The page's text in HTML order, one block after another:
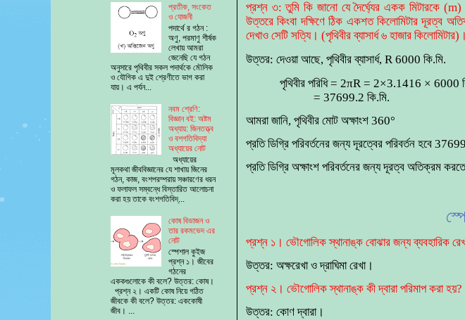
প্রশ্ন ৩: তুমি কি জানো যে দৈর্ঘ্যের একক মিটারকে (m)
উত্তরে কিংবা দক্ষিণে ঠিক একশত কিলোমিটার দূরত্ব
দেখাও সেটি সত্যি। (পৃথিবীর ব্যাসার্ধ ৬ হাজার কিলোমিটার)।
উত্তর: দেওয়া আছে, পৃথিবীর ব্যাসার্ধ, R 6000 কি.মি.
পৃথিবীর পরিধি = 2πR = 2×3.1416 × 6000
= 37699.2 কি.মি.
আমরা জানি, পৃথিবীর মোট অক্ষাংশ 360°
প্রতি ডিগ্রি পরিবর্তনের জন্য দূরত্বের পরিবর্তন হবে
প্রতি ডিগ্রি অক্ষাংশ পরিবর্তনের জন্য দূরত্ব অতিক্রম
প্রশ্ন ১। ভৌগোলিক স্থানাঙ্ক বোঝার জন্য ব্যবহারিক
উত্তর: অক্ষরেখা ও দ্রাঘিমা রেখা।
প্রশ্ন ২। ভৌগোলিক স্থানাঙ্ক কী দ্বারা পরিমাপ করা হয়?
উত্তর: কোণ দ্বারা।
প্রতীক, সংকেত
ও যোজনী
পদার্থে র গঠন :
অণু, পরমাণু শীর্ষক
লেখায় আমরা
জেনেছি যে গঠন
অনুসারে পৃথিবীর সকল পদার্থকে মৌলিক
ও যৌগিক এ দুই শ্রেণীতে ভাগ করা
যায়। এ পর্যন...
নবম শ্রেণি:
বিজ্ঞান বই: অষ্টম
অধ্যায়: জিনতত্ত্ব
ও বশগতিবিদ্যা
অধ্যায়ের নোট
অধ্যায়ের
মূলকথা জীববিজ্ঞানের যে শাখায় জিনের
গঠন, কাজ, বংশপরম্পরায় সঞ্চারণের ধরন
ও ফলাফল সম্বন্ধে বিস্তারিত আলোচনা
করা হয় তাকে বংশগতিবিদ্...
কোষ বিভাজন ও
তার রকমভেদ এর
নোট
স্পেশাল কুইজ
প্রশ্ন ১। জীবের
গঠনের
এককগুলোকে কী বলে? উত্তর: কোষ।
প্রশ্ন ২। একটি কোষ নিয়ে গঠিত
জীবকে কী বলে? উত্তর: এককোষী
জীব। ...